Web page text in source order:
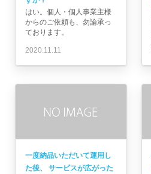
はい。個人・個人事業主様
からのご依頼も、勿論承っ
ております。
2020.11.11
一度納品いただいて運用し
た後、 サービスが広がった